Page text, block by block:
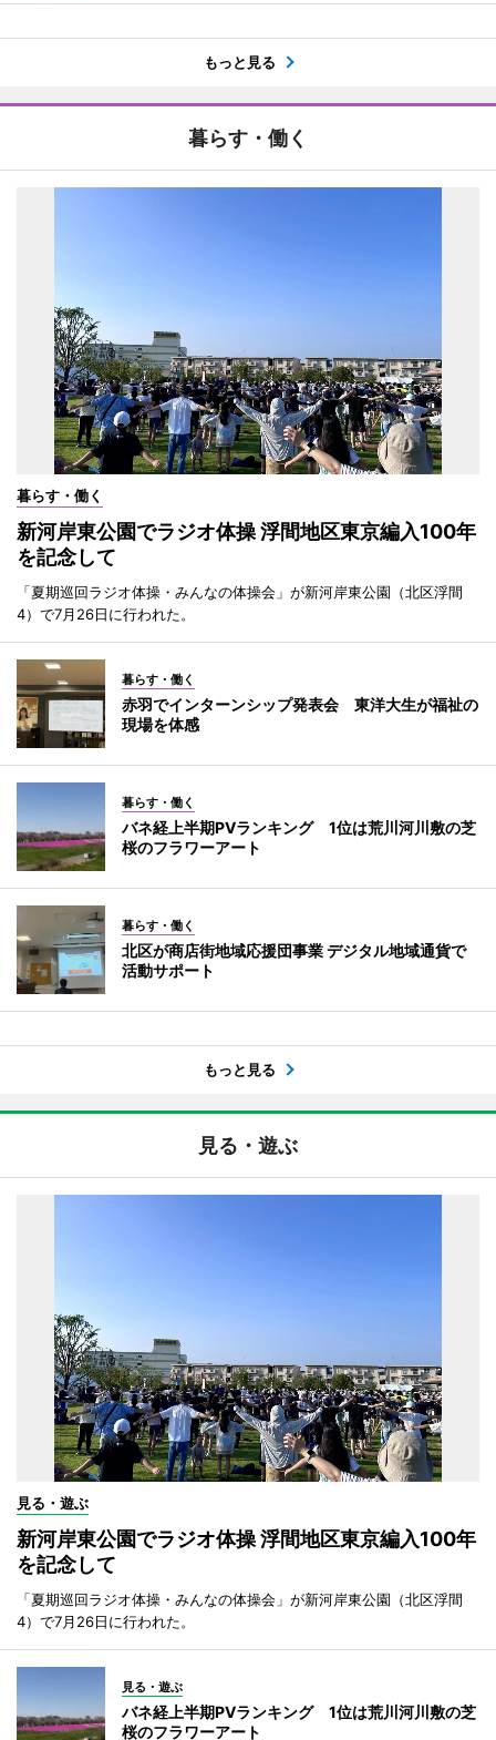
もっと見る
暮らす・働く
暮らす・働く
新河岸東公園でラジオ体操 浮間地区東京編入100年
を記念して
「夏期巡回ラジオ体操・みんなの体操会」が新河岸東公園（北区浮間
4）で7月26日に行われた。
暮らす・働く
赤羽でインターンシップ発表会 東洋大生が福祉の
現場を体感
暮らす・働く
バネ経上半期PVランキング 1位は荒川河川敷の芝
桜のフラワーアート
暮らす・働く
北区が商店街地域応援団事業 デジタル地域通貨で
活動サポート
もっと見る
見る・遊ぶ
見る・遊ぶ
新河岸東公園でラジオ体操 浮間地区東京編入100年
を記念して
「夏期巡回ラジオ体操・みんなの体操会」が新河岸東公園（北区浮間
4）で7月26日に行われた。
見る・遊ぶ
バネ経上半期PVランキング 1位は荒川河川敷の芝
桜のフラワーアート